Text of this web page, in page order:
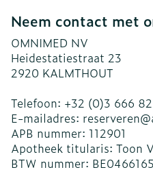
Neem contact met
OMNIMED NV
Heidestatiestraat 23
2920 KALMTHOUT
Telefoon: +32 (0)3 666
E-mailadres: reserveren@
APB nummer: 112901
Apotheek titularis: Toon
BTW nummer: